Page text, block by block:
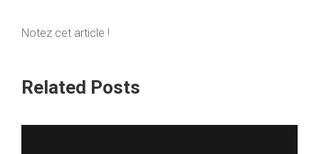
Notez cet article !
Related Posts